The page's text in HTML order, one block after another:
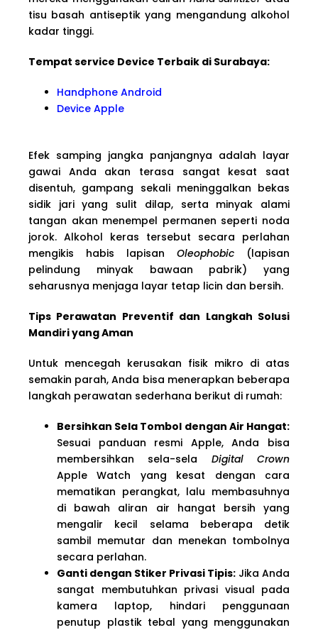
tisu basah antiseptik yang mengandung alkohol
kadar tinggi.
Tempat service Device Terbaik di Surabaya:
Handphone Android
Device Apple
Efek samping jangka panjangnya adalah layar
gawai Anda akan terasa sangat kesat saat
disentuh, gampang sekali meninggalkan bekas
sidik jari yang sulit dilap, serta minyak alami
tangan akan menempel permanen seperti noda
jorok. Alkohol keras tersebut secara perlahan
mengikis habis lapisan Oleophobic (lapisan
pelindung minyak bawaan pabrik) yang
seharusnya menjaga layar tetap licin dan bersih.
Tips Perawatan Preventif dan Langkah Solusi
Mandiri yang Aman
Untuk mencegah kerusakan fisik mikro di atas
semakin parah, Anda bisa menerapkan beberapa
langkah perawatan sederhana berikut di rumah:
Bersihkan Sela Tombol dengan Air Hangat:
Sesuai panduan resmi Apple, Anda bisa
membersihkan sela-sela Digital Crown
Apple Watch yang kesat dengan cara
mematikan perangkat, lalu membasuhnya
di bawah aliran air hangat bersih yang
mengalir kecil selama beberapa detik
sambil memutar dan menekan tombolnya
secara perlahan.
Ganti dengan Stiker Privasi Tipis: Jika Anda
sangat membutuhkan privasi visual pada
kamera laptop, hindari penggunaan
penutup plastik tebal yang menggunakan